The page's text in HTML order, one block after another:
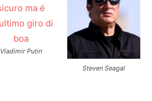
Vladimir Putin
Steven Seagal